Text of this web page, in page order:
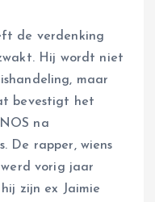
de verdenking
Hij wordt niet
maar
bevestigt het
na
De rapper, wiens
vorig jaar
zijn ex Jaimie